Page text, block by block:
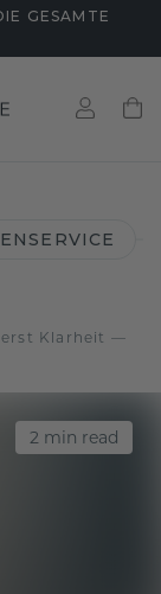
GESAMTE
Klarheit —
2 min read